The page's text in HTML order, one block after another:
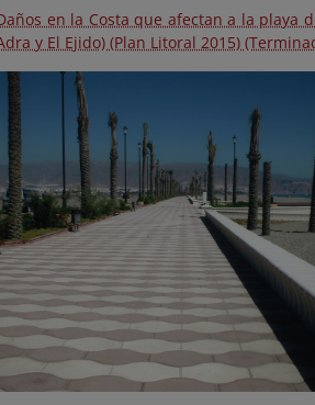
en la Costa que afectan a la playa
y El Ejido) (Plan Litoral 2015)